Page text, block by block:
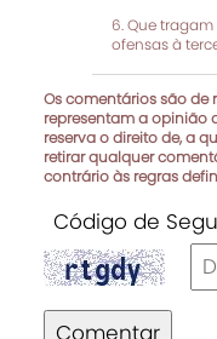
Que
ofensas à
Os comentários são de
representam a opinião
reserva o direito de, a
retirar qualquer
contrário às regras
Código de
Comentar